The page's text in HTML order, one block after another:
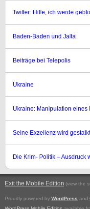
Twitter: Hilfe, ich werde
Baden-Baden und Jalta
Beiträge bei Telepolis
Ukraine
Ukraine: Manipulation eines
Seine Exzellenz wird gestalkt
Die Krim- Politik – Ausdruck
Exit the Mobile Edition (view the
Proudly powered by WordPress and